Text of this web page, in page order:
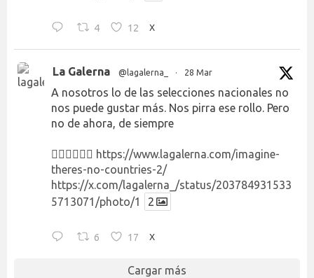
4 12 X
La Galerna @lagalerna_ · 28 Mar
A nosotros lo de las selecciones nacionales no
nos puede gustar más. Nos pirra ese rollo. Pero
no de ahora, de siempre
👉🏻👉🏻👉🏻 https://www.lagalerna.com/imagine-
theres-no-countries-2/
https://x.com/lagalerna_/status/203784931533
5713071/photo/1
2
6 17 X
Cargar más